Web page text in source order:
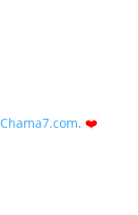
Chama7.com.❤️